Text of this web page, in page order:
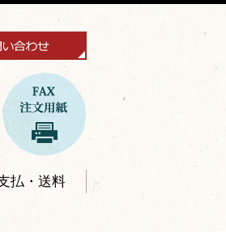
払・送料